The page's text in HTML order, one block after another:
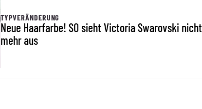
TYPVERÄNDERUNG
Neue Haarfarbe! SO sieht Victoria Swarovski nicht
mehr aus